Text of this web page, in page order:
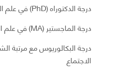
درجة الدكتوراه (PhD) في علم الجريمة
درجة الماجستير (MA) في علم الجريمة الدولي
الاجتماع